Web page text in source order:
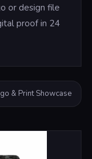
or design file
proof in 24
& Print Showcase